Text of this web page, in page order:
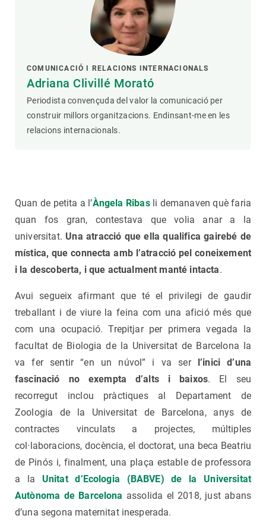
COMUNICACIÓ I RELACIONS INTERNACIONALS
Adriana Clivillé Morató
Periodista convençuda del valor la comunicació per
construir millors organitzacions. Endinsant-me en les
relacions internacionals.
Quan de petita a l’Àngela Ribasli demanaven què faria
quan fos gran, contestava que volia anar a la
universitat. Una atracció que ella qualifica gairebé de
mística, que connecta amb l’atracció pel coneixement
i la descoberta, i que actualment manté intacta.
Avui segueix afirmant que té el privilegi de gaudir
treballant i de viure la feina com una afició més que
com una ocupació. Trepitjar per primera vegada la
facultat de Biologia de la Universitat de Barcelona la
va fer sentir “en un núvol” i va ser
l’inici d’una
fascinació no exempta d’alts i baixos. El seu
recorregut inclou pràctiques al Departament de
Zoologia de la Universitat de Barcelona, anys de
contractes vinculats a projectes, múltiples
col·laboracions, docència, el doctorat, una beca Beatriu
de Pinós i, finalment, una plaça estable de professora
a la Unitat d’Ecologia (BABVE) de la Universitat
Autònoma de Barcelona assolida el 2018, just abans
d’una segona maternitat inesperada.